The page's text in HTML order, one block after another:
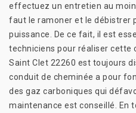
effectuez un entretien au
faut le ramoner et le débistrer
puissance. De ce fait, il est
techniciens pour réaliser cette
Saint Clet 22260 est toujours
conduit de cheminée a pour
des gaz carboniques qui
maintenance est conseillé. En